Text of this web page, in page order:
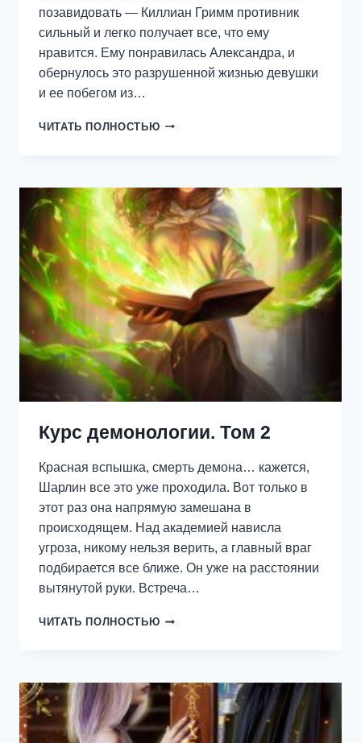
позавидовать — Киллиан Гримм противник
сильный и легко получает все, что ему
нравится. Ему понравилась Александра, и
обернулось это разрушенной жизнью девушки
и ее побегом из…
ЧИТАТЬ ПОЛНОСТЬЮ Я
Курс демонологии. Том 2
Красная вспышка, смерть демона… кажется,
Шарлин все это уже проходила. Вот только в
этот раз она напрямую замешана в
происходящем. Над академией нависла
угроза, никому нельзя верить, а главный враг
подбирается все ближе. Он уже на расстоянии
вытянутой руки. Встреча…
ЧИТАТЬ ПОЛНОСТЬЮ КУРС